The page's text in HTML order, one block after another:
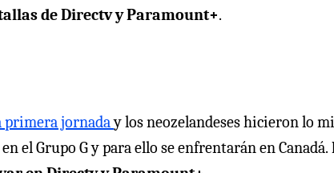
de Directv y Paramount+.
primera jornaday los neozelandeses hicieron lo
el Grupo G y para ello se enfrentarán en Canadá.